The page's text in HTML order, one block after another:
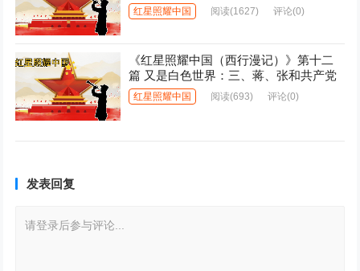
红星照耀中国 阅读(1627) 评论(0)
《红星照耀中国（西行漫记）》第十二
篇 又是白色世界：三、蒋、张和共产党
红星照耀中国 阅读(693) 评论(0)
发表回复
请登录后参与评论...